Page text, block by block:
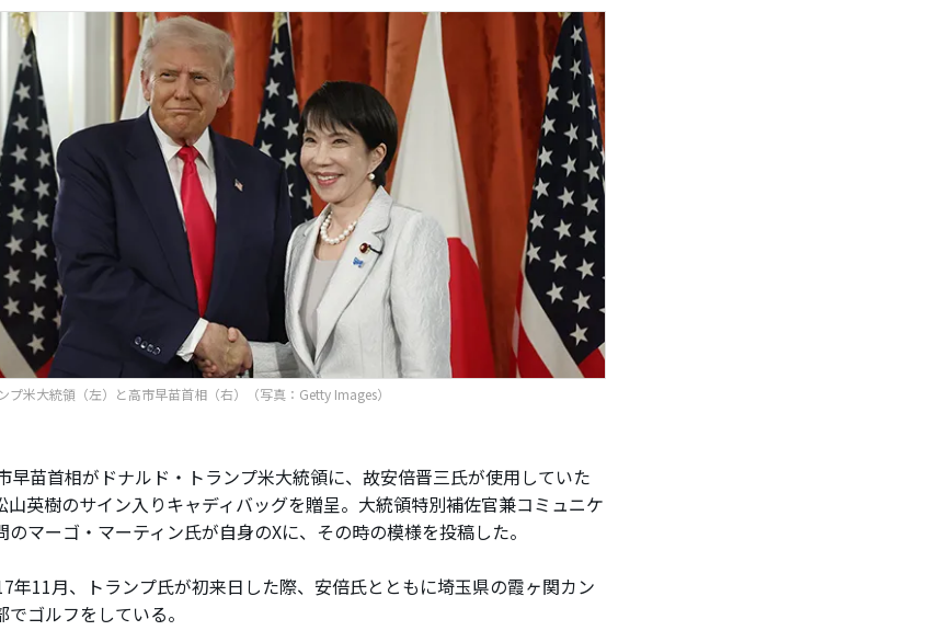
プ米大統領（左）と高市早苗首相（右）（写真：Getty Images）
早苗首相がドナルド・トランプ米大統領に、故安倍晋三氏が使用していた
山英樹のサイン入りキャディバッグを贈呈。大統領特別補佐官兼コミュニケ
のマーゴ・マーティン氏が自身のXに、その時の模様を投稿した。
年11月、トランプ氏が初来日した際、安倍氏とともに埼玉県の霞ヶ関カン
ゴルフをしている。